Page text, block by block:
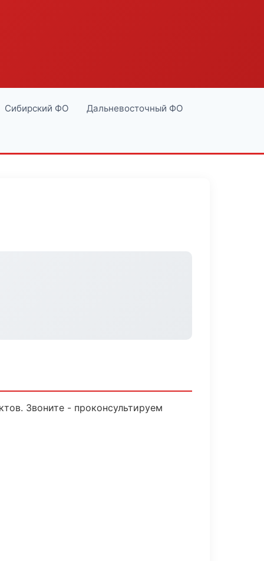
Сибирский ФО Дальневосточный ФО
Звоните - проконсультируем